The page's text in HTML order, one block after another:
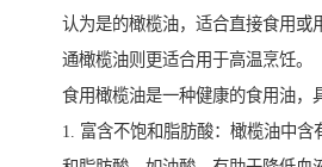
认为是的橄榄油，适合直接食用或
通橄榄油则更适合用于高温烹饪。
食用橄榄油是一种健康的食用油，
1. 富含不饱和脂肪酸：橄榄油中含